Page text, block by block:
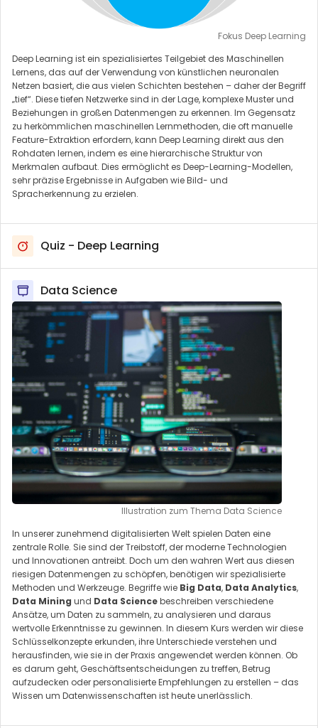
Fokus Deep Learning
Deep Learning ist ein spezialisiertes Teilgebiet des Maschinellen
Lernens, das auf der Verwendung von künstlichen neuronalen
Netzen basiert, die aus vielen Schichten bestehen – daher der Begriff
„tief“. Diese tiefen Netzwerke sind in der Lage, komplexe Muster und
Beziehungen in großen Datenmengen zu erkennen. Im Gegensatz
zu herkömmlichen maschinellen Lernmethoden, die oft manuelle
Feature-Extraktion erfordern, kann Deep Learning direkt aus den
Rohdaten lernen, indem es eine hierarchische Struktur von
Merkmalen aufbaut. Dies ermöglicht es Deep-Learning-Modellen,
sehr präzise Ergebnisse in Aufgaben wie Bild- und
Spracherkennung zu erzielen.
Quiz - Deep Learning
Data Science
Illustration zum Thema Data Science
In unserer zunehmend digitalisierten Welt spielen Daten eine
zentrale Rolle. Sie sind der Treibstoff, der moderne Technologien
und Innovationen antreibt. Doch um den wahren Wert aus diesen
riesigen Datenmengen zu schöpfen, benötigen wir spezialisierte
Methoden und Werkzeuge. Begriffe wie Big Data, Data Analytics,
Data Mining und Data Sciencebeschreiben verschiedene
Ansätze, um Daten zu sammeln, zu analysieren und daraus
wertvolle Erkenntnisse zu gewinnen. In diesem Kurs werden wir diese
Schlüsselkonzepte erkunden, ihre Unterschiede verstehen und
herausfinden, wie sie in der Praxis angewendet werden können. Ob
es darum geht, Geschäftsentscheidungen zu treffen, Betrug
aufzudecken oder personalisierte Empfehlungen zu erstellen – das
Wissen um Datenwissenschaften ist heute unerlässlich.